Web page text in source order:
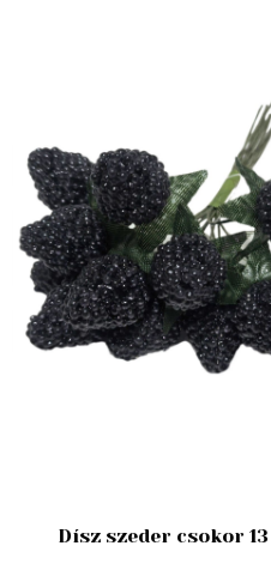
Dísz szeder csokor